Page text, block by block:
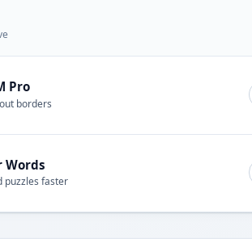
Pro
borders
Words
puzzles faster